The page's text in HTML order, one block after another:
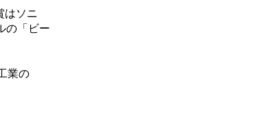
はソニ
の「ビー
業の